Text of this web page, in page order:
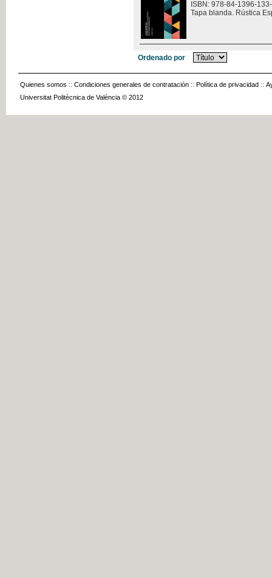
ISBN: 978-84-1396-
Tapa blanda. Rústica
Ordenado por
Quienes somos :: Condiciones generales de contratación :: Política de privacidad ::
Universitat Politècnica de València © 2012